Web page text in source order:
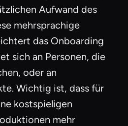
Aufwand des
mehrsprachige
das Onboarding
sich an Personen, die
oder an
Wichtig ist, dass für
kostspieligen
mehr